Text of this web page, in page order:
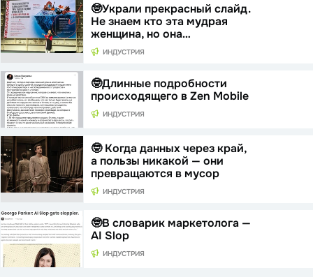
🤓Украли прекрасный слайд.
Не знаем кто эта мудрая
женщина, но она…
ИНДУСТРИЯ
🤓Длинные подробности
происходящего в Zen Mobile
ИНДУСТРИЯ
🤓 Когда данных через край,
а пользы никакой — они
превращаются в мусор
ИНДУСТРИЯ
🤓В словарик маркетолога —
AI Slop
ИНДУСТРИЯ